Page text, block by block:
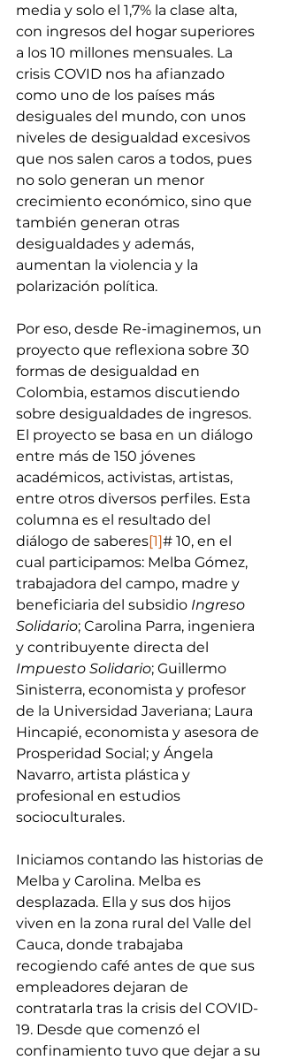
media y solo el 1,7% la clase alta,
con ingresos del hogar superiores
a los 10 millones mensuales. La
crisis COVID nos ha afianzado
como uno de los países más
desiguales del mundo, con unos
niveles de desigualdad excesivos
que nos salen caros a todos, pues
no solo generan un menor
crecimiento económico, sino que
también generan otras
desigualdades y además,
aumentan la violencia y la
polarización política.
Por eso, desde Re-imaginemos, un
proyecto que reflexiona sobre 30
formas de desigualdad en
Colombia, estamos discutiendo
sobre desigualdades de ingresos.
El proyecto se basa en un diálogo
entre más de 150 jóvenes
académicos, activistas, artistas,
entre otros diversos perfiles. Esta
columna es el resultado del
diálogo de saberes[1]# 10, en el
cual participamos: Melba Gómez,
trabajadora del campo, madre y
beneficiaria del subsidio Ingreso
Solidario; Carolina Parra, ingeniera
y contribuyente directa del
Impuesto Solidario; Guillermo
Sinisterra, economista y profesor
de la Universidad Javeriana; Laura
Hincapié, economista y asesora de
Prosperidad Social; y Ángela
Navarro, artista plástica y
profesional en estudios
socioculturales.
Iniciamos contando las historias de
Melba y Carolina. Melba es
desplazada. Ella y sus dos hijos
viven en la zona rural del Valle del
Cauca, donde trabajaba
recogiendo café antes de que sus
empleadores dejaran de
contratarla tras la crisis del COVID-
19. Desde que comenzó el
confinamiento tuvo que dejar a su